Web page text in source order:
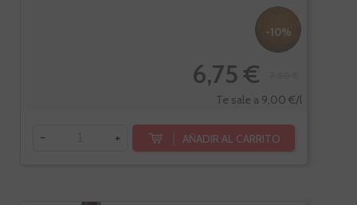
-10%
6,75 €
Te sale a 9,00 €/l
- + AÑADIR AL CARRITO